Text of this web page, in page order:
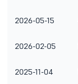
2026-05-15
2026-02-05
2025-11-04